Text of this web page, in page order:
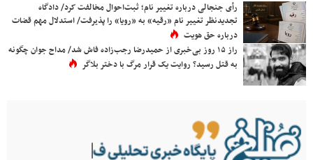
رأی جنجالی درباره تغییر نام؛ ثبت‌احوال مخالفت کرد/ دادگاه
تجدیدنظر تغییر نام «رقیه» به «رویا» را پذیرفت/ استدلال مهم قضات
درباره حق هویت
راز ۱۵ روز بی‌خبری از حمیدرضا رجب‌زاده فاش شد/ مداح جوان چگونه
به قتل رسید؟ روایت یک قرار مرگ با دختر بلاگر